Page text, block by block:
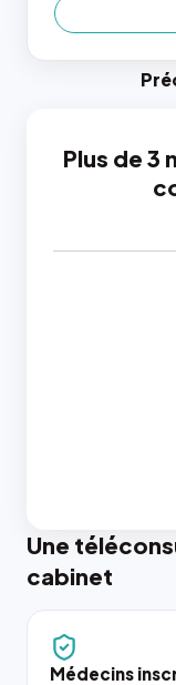
Plus de 3
Une
cabinet
Médecins